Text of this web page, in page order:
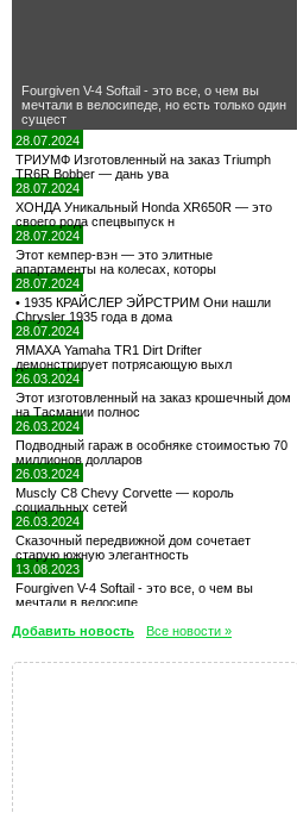
Fourgiven V-4 Softail - это все, о чем вы
мечтали в велосипеде, но есть только один
сущест
28.07.2024
ТРИУМФ Изготовленный на заказ Triumph
TR6R Bobber — дань ува
28.07.2024
ХОНДА Уникальный Honda XR650R — это
своего рода спецвыпуск н
28.07.2024
Этот кемпер-вэн — это элитные
апартаменты на колесах, которы
28.07.2024
• 1935 КРАЙСЛЕР ЭЙРСТРИМ Они нашли
Chrysler 1935 года в дома
28.07.2024
ЯМАХА Yamaha TR1 Dirt Drifter
демонстрирует потрясающую выхл
26.03.2024
Этот изготовленный на заказ крошечный дом
на Тасмании полнос
26.03.2024
Подводный гараж в особняке стоимостью 70
миллионов долларов
26.03.2024
Muscly C8 Chevy Corvette — король
социальных сетей
26.03.2024
Сказочный передвижной дом сочетает
старую южную элегантность
13.08.2023
Fourgiven V-4 Softail - это все, о чем вы
мечтали в велосипе
Добавить новость
Все новости »